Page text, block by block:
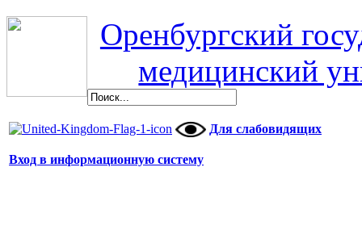
Оренбургский
медицинский
Для слабовидящих
Вход в информационную систему